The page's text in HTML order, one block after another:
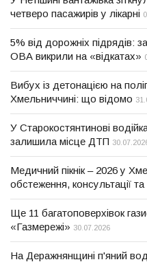
четверо пасажирів у лікарні
5% від дорожніх підрядів:
ОВА викрили на «відкатах»
Вибух із детонацією на
Хмельниччині: що відомо
У Старокостянтинові
залишила місце ДТП
Медичний пікнік – 2026 у
обстеження, консультації
Ще 11 багатоповерхівок
«Газмережі» 30.07.2026
На Деражнянщині п'яний